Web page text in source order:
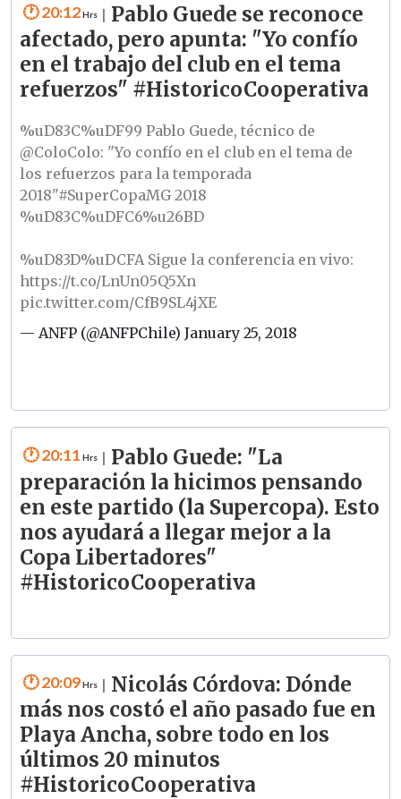
20:12
Pablo Guede se reconoce
afectado, pero apunta: "Yo confío
en el trabajo del club en el tema
refuerzos" #HistoricoCooperativa
%uD83C%uDF99 Pablo Guede, técnico de
@ColoColo: "Yo confío en el club en el tema de
los refuerzos para la temporada
2018"#SuperCopaMG 2018
%uD83C%uDFC6%u26BD
%uD83D%uDCFA Sigue la conferencia en vivo:
https://t.co/LnUn05Q5Xn
pic.twitter.com/CfB9SL4jXE
— ANFP (@ANFPChile)January 25, 2018
20:11
Pablo Guede: "La
preparación la hicimos pensando
en este partido (la Supercopa). Esto
nos ayudará a llegar mejor a la
Copa Libertadores"
#HistoricoCooperativa
20:09
Nicolás Córdova: Dónde
más nos costó el año pasado fue en
Playa Ancha, sobre todo en los
últimos 20 minutos
#HistoricoCooperativa